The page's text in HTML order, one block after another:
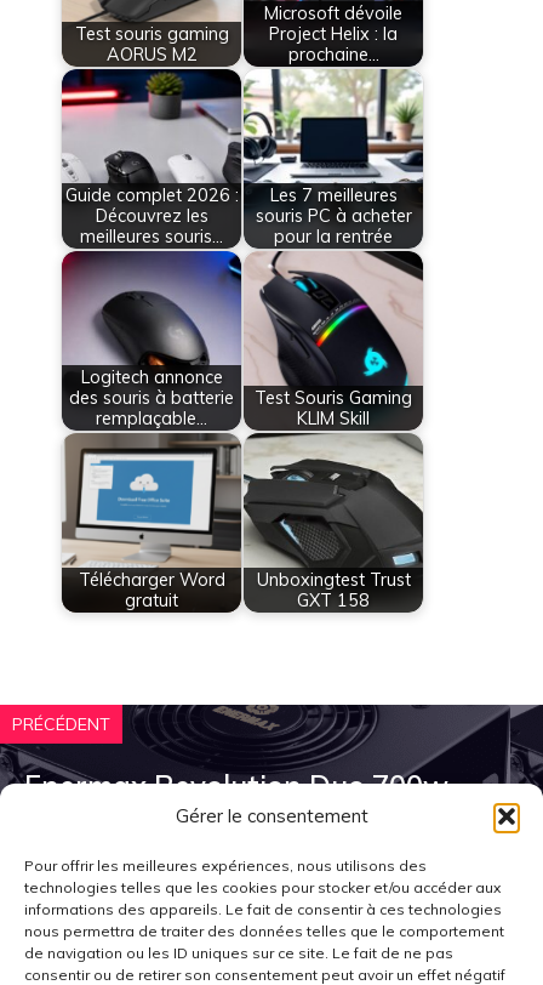
Gérer le consentement
Pour offrir les meilleures expériences, nous utilisons des
technologies telles que les cookies pour stocker et/ou accéder aux
informations des appareils. Le fait de consentir à ces technologies
nous permettra de traiter des données telles que le comportement
de navigation ou les ID uniques sur ce site. Le fait de ne pas
consentir ou de retirer son consentement peut avoir un effet négatif
Test souris gaming
AORUS M2
Microsoft dévoile
Project Helix : la
prochaine…
Guide complet 2026 :
Découvrez les
meilleures souris…
Les 7 meilleures
souris PC à acheter
pour la rentrée
Logitech annonce
des souris à batterie
remplaçable…
Test Souris Gaming
KLIM Skill
Télécharger Word
gratuit
Unboxingtest Trust
GXT 158
PRÉCÉDENT
Enermax Revolution Duo 700w
SUIVANT
[UNBOXING/TEST] Souris Trust